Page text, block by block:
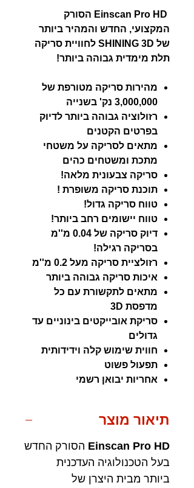
Einscan Pro HD הסורק
המקצועי, החדש והמהיר ביותר
של SHINING 3D לחוויית סריקה
תלת מימדית גבוהה ביותר!
מהירות סריקה מטורפת של
3,000,000 נק' בשנייה
רזולוציה גבוהה ביותר לדיוק
בפרטים הקטנים
מתאים לסריקה על משטחי
מתכת ומשטחים כהים
סריקה צבעונית מלאה!
תוכנת סריקה משופרת !
טווח סריקה גדול!
טווח יישומים רחב ביותר!
דיוק סריקה של 0.04 מ''מ
בסריקה רגילה!
רזולציית סריקה מעל 0.2 מ''מ
איכות סריקה גבוהה ביותר
מתאים לתקשורת עם כל
מדפסת 3D
סריקת אובייקטים בינוניים עד
גדולים
חווית שימוש קלה וידידותית
תפעול פשוט
אחריות יבואן רשמי
תיאור מוצר
Einscan Pro HD הסורק החדש
בעל הטכנולוגיה העדכנית
ביותר מבית היצרן של